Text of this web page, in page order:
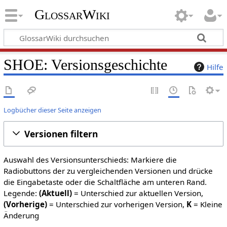
GlossarWiki
Hilfe
SHOE: Versionsgeschichte
Logbücher dieser Seite anzeigen
Versionen filtern
Auswahl des Versionsunterschieds: Markiere die
Radiobuttons der zu vergleichenden Versionen und drücke
die Eingabetaste oder die Schaltfläche am unteren Rand.
Legende: (Aktuell)= Unterschied zur aktuellen Version,
(Vorherige)= Unterschied zur vorherigen Version, K= Kleine
Änderung